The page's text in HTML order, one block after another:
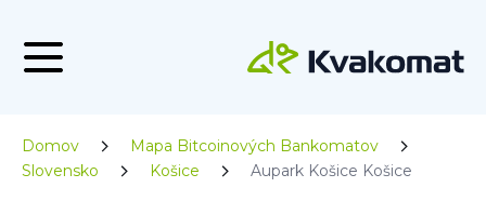
Domov
Mapa Bitcoinových Bankomatov
Slovensko
Košice Aupark Košice Košice